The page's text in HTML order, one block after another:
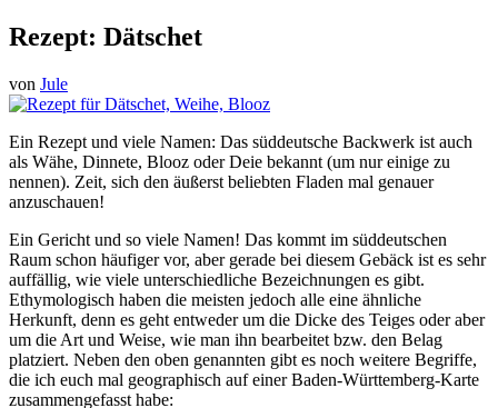
Rezept: Dätschet
von Jule
Ein Rezept und viele Namen: Das süddeutsche Backwerk ist auch
als Wähe, Dinnete, Blooz oder Deie bekannt (um nur einige zu
nennen). Zeit, sich den äußerst beliebten Fladen mal genauer
anzuschauen!
Ein Gericht und so viele Namen! Das kommt im süddeutschen
Raum schon häufiger vor, aber gerade bei diesem Gebäck ist es sehr
auffällig, wie viele unterschiedliche Bezeichnungen es gibt.
Ethymologisch haben die meisten jedoch alle eine ähnliche
Herkunft, denn es geht entweder um die Dicke des Teiges oder aber
um die Art und Weise, wie man ihn bearbeitet bzw. den Belag
platziert. Neben den oben genannten gibt es noch weitere Begriffe,
die ich euch mal geographisch auf einer Baden-Württemberg-Karte
zusammengefasst habe: